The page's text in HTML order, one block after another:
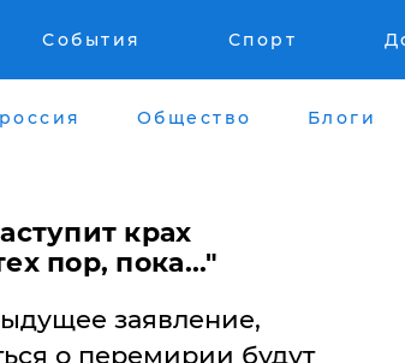
События Спорт
россия Общество Блоги
крах
пор, пока..."
заявление,
о перемирии будут